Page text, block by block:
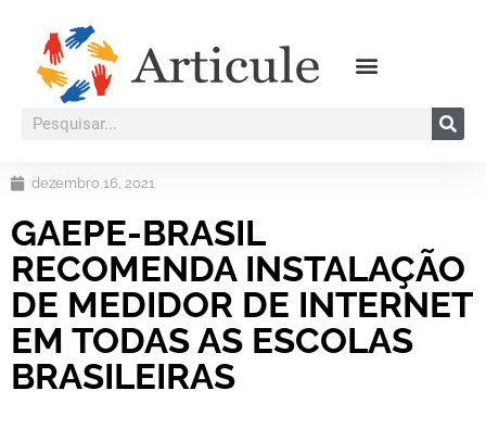
dezembro 16, 2021
GAEPE-BRASIL
RECOMENDA INSTALAÇÃO
DE MEDIDOR DE INTERNET
EM TODAS AS ESCOLAS
BRASILEIRAS